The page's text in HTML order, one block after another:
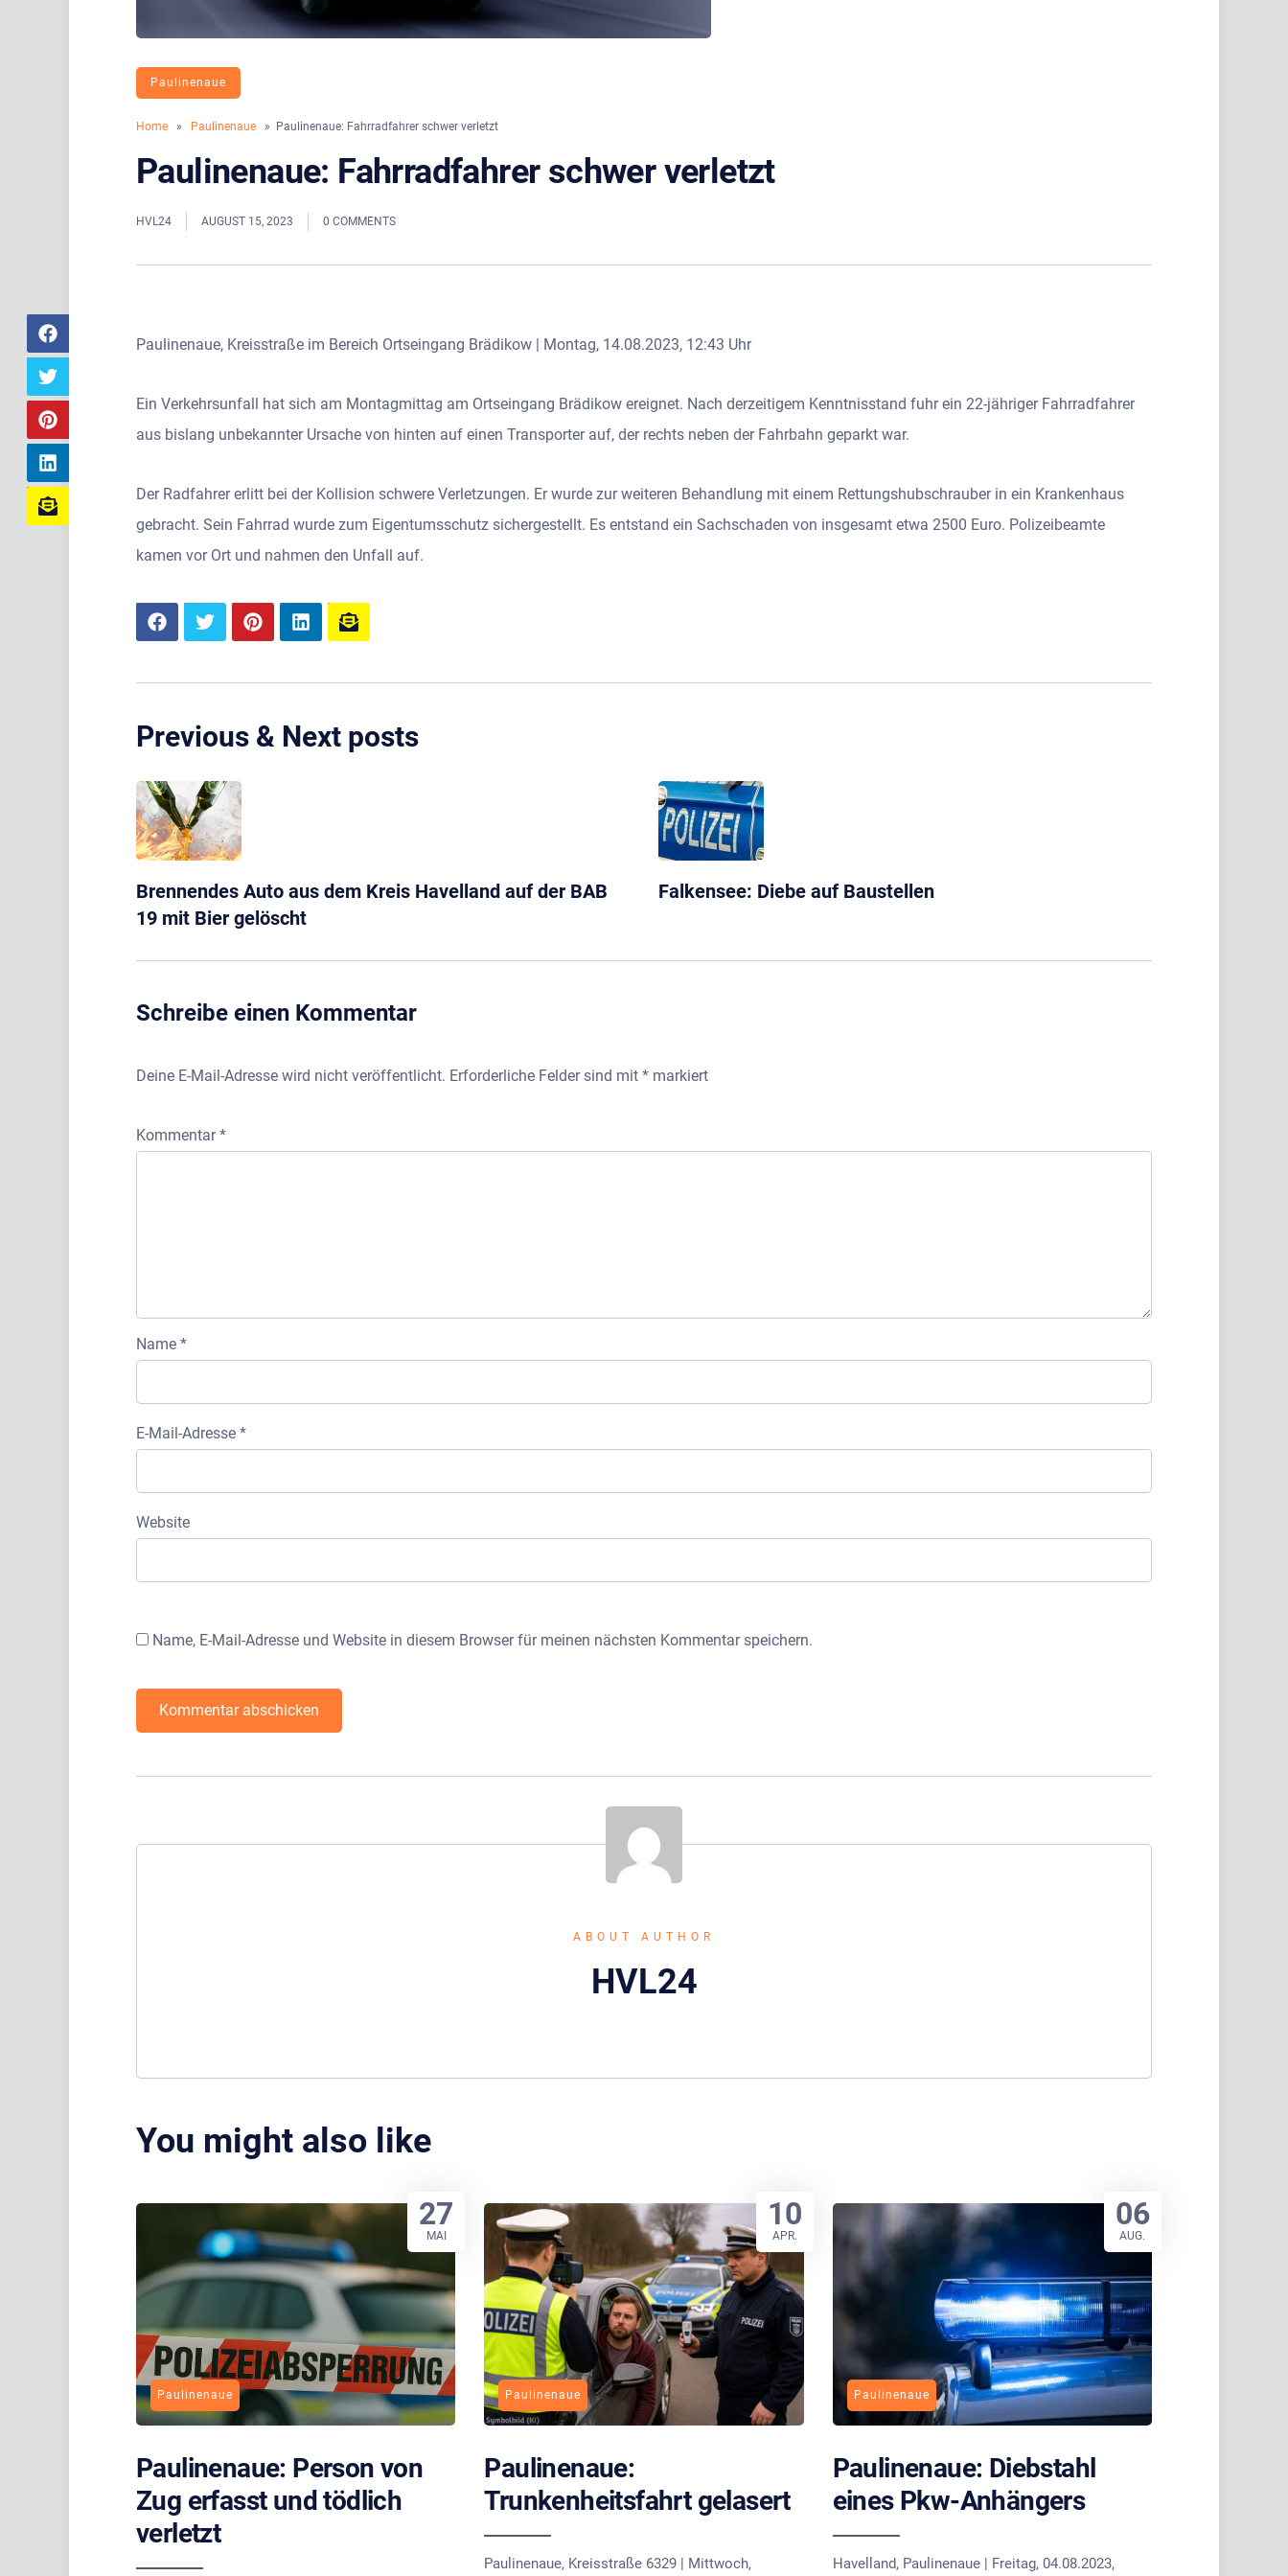
Paulinenaue
Home » Paulinenaue » Paulinenaue: Fahrradfahrer schwer verletzt
Paulinenaue: Fahrradfahrer schwer verletzt
HVL24 AUGUST 15, 2023 0 COMMENTS
Paulinenaue, Kreisstraße im Bereich Ortseingang Brädikow | Montag, 14.08.2023, 12:43 Uhr
Ein Verkehrsunfall hat sich am Montagmittag am Ortseingang Brädikow ereignet. Nach derzeitigem Kenntnisstand fuhr ein 22-jähriger Fahrradfahrer
aus bislang unbekannter Ursache von hinten auf einen Transporter auf, der rechts neben der Fahrbahn geparkt war.
Der Radfahrer erlitt bei der Kollision schwere Verletzungen. Er wurde zur weiteren Behandlung mit einem Rettungshubschrauber in ein Krankenhaus
gebracht. Sein Fahrrad wurde zum Eigentumsschutz sichergestellt. Es entstand ein Sachschaden von insgesamt etwa 2500 Euro. Polizeibeamte
kamen vor Ort und nahmen den Unfall auf.
Previous & Next posts
Brennendes Auto aus dem Kreis Havelland auf der BAB
19 mit Bier gelöscht
Falkensee: Diebe auf Baustellen
Schreibe einen Kommentar
Deine E-Mail-Adresse wird nicht veröffentlicht. Erforderliche Felder sind mit * markiert
Kommentar*
Name *
E-Mail-Adresse *
Website
Name, E-Mail-Adresse und Website in diesem Browser für meinen nächsten Kommentar speichern.
ABOUT AUTHOR
HVL24
You might also like
Paulinenaue
Paulinenaue: Person von
Zug erfasst und tödlich
verletzt
27
MAI
Paulinenaue
Paulinenaue:
Trunkenheitsfahrt gelasert
Paulinenaue, Kreisstraße 6329 | Mittwoch,
10
APR.
Paulinenaue
Paulinenaue: Diebstahl
eines Pkw-Anhängers
Havelland, Paulinenaue | Freitag, 04.08.2023,
06
AUG.